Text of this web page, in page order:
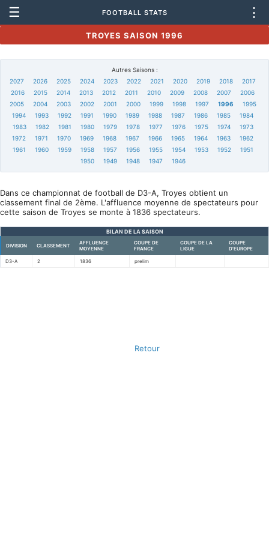
☰ FOOTBALL STATS ⋮
TROYES SAISON 1996
Autres Saisons :
2027
2026 2025 2024 2023 2022 2021 2020 2019 2018
2017
2016
2015 2014 2013 2012 2011 2010 2009 2008 2007
2006
2005
2004 2003 2002 2001 2000 1999 1998 1997 1996
1995
1994
1993 1992 1991 1990 1989 1988 1987 1986 1985
1984
1983
1982 1981 1980 1979 1978 1977 1976 1975 1974
1973
1972
1971 1970 1969 1968 1967 1966 1965 1964 1963
1962
1961
1960 1959 1958 1957 1956 1955 1954 1953 1952
1951
1950
1949 1948 1947 1946
Dans ce championnat de football de D3-A, Troyes obtient un
classement final de 2ème. L'affluence moyenne de spectateurs pour
cette saison de Troyes se monte à 1836 spectateurs.
BILAN DE LA SAISON
DIVISION CLASSEMENT
AFFLUENCE
MOYENNE
COUPE DE
FRANCE
COUPE DE LA
LIGUE
COUPE
D'EUROPE
D3-A 2 1836 prelim
Retour